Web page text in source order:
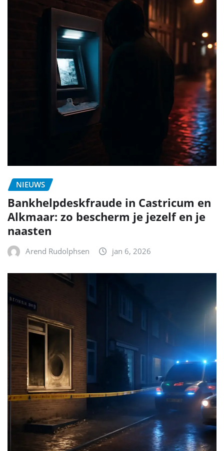
NIEUWS
Bankhelpdeskfraude in Castricum en
Alkmaar: zo bescherm je jezelf en je
naasten
Arend Rudolphsen jan 6, 2026